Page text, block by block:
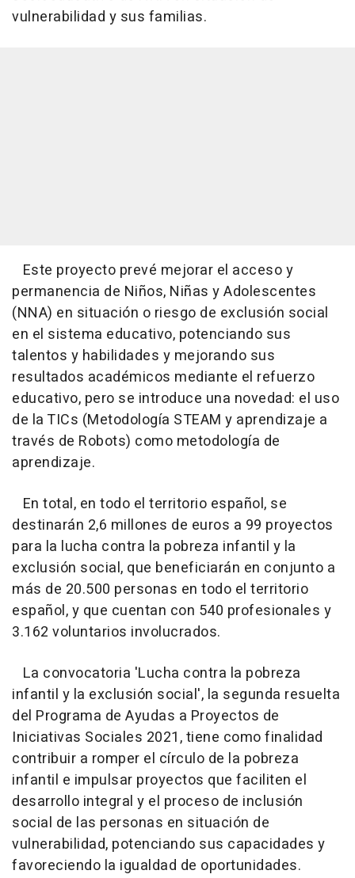
vulnerabilidad y sus familias.
Este proyecto prevé mejorar el acceso y
permanencia de Niños, Niñas y Adolescentes
(NNA) en situación o riesgo de exclusión social
en el sistema educativo, potenciando sus
talentos y habilidades y mejorando sus
resultados académicos mediante el refuerzo
educativo, pero se introduce una novedad: el uso
de la TICs (Metodología STEAM y aprendizaje a
través de Robots) como metodología de
aprendizaje.
En total, en todo el territorio español, se
destinarán 2,6 millones de euros a 99 proyectos
para la lucha contra la pobreza infantil y la
exclusión social, que beneficiarán en conjunto a
más de 20.500 personas en todo el territorio
español, y que cuentan con 540 profesionales y
3.162 voluntarios involucrados.
La convocatoria 'Lucha contra la pobreza
infantil y la exclusión social', la segunda resuelta
del Programa de Ayudas a Proyectos de
Iniciativas Sociales 2021, tiene como finalidad
contribuir a romper el círculo de la pobreza
infantil e impulsar proyectos que faciliten el
desarrollo integral y el proceso de inclusión
social de las personas en situación de
vulnerabilidad, potenciando sus capacidades y
favoreciendo la igualdad de oportunidades.